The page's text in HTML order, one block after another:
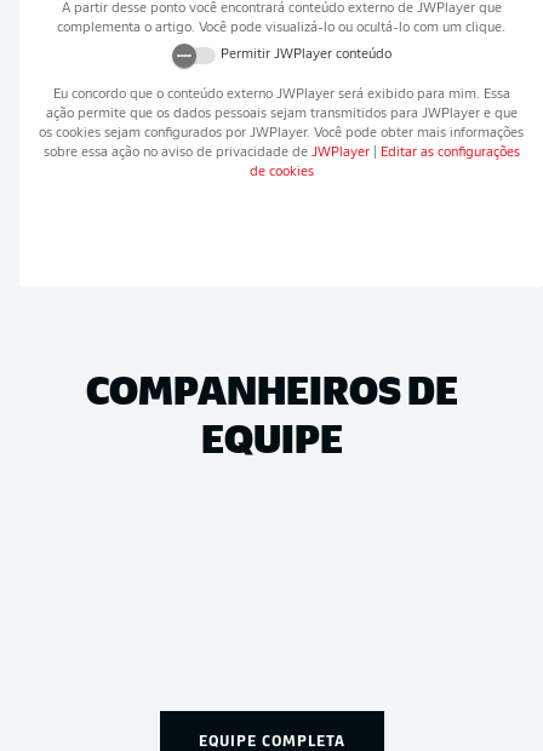
A partir desse ponto você encontrará conteúdo externo de JWPlayerque
complementa o artigo. Você pode visualizá-lo ou ocultá-lo com um clique.
Permitir JWPlayerconteúdo
Eu concordo que o conteúdo externo JWPlayerserá exibido para mim. Essa
ação permite que os dados pessoais sejam transmitidos para JWPlayere que
os cookies sejam configurados por JWPlayer. Você pode obter mais informações
sobre essa ação no aviso de privacidade de JWPlayer
Editar as configurações
de cookies
COMPANHEIROS DE
EQUIPE
EQUIPE COMPLETA